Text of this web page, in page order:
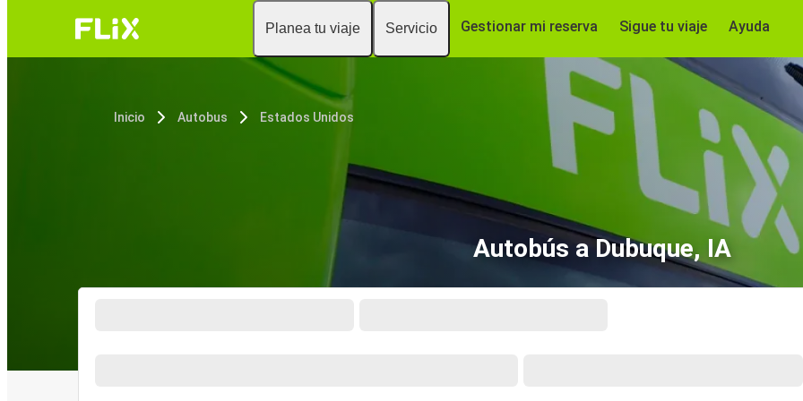
Planea tu viaje Servicio Gestionar mi reserva Sigue tu viaje Ayuda
Inicio Autobus Estados Unidos
Autobús a Dubuque, IA